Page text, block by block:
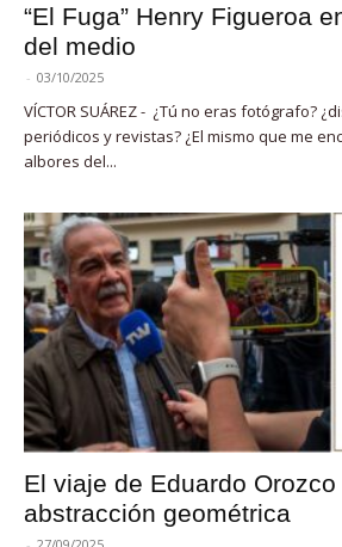
“El Fuga” Henry Figueroa
del medio
- 03/10/2025
VÍCTOR SUÁREZ - ¿Tú no eras fotógrafo?
periódicos y revistas? ¿El mismo que me
albores del...
El viaje de Eduardo
abstracción geométrica